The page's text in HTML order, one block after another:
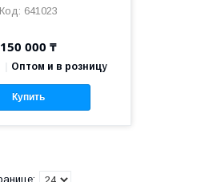
641023
150 000 ₸
Оптом и в розницу
Купить